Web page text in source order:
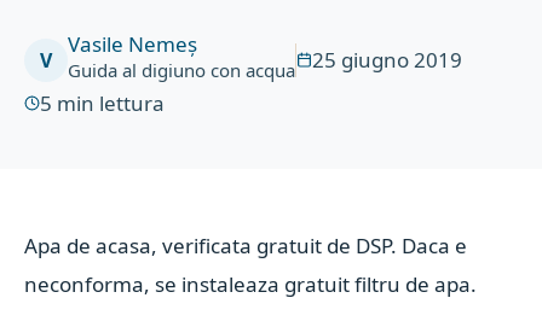
V
Vasile Nemeș
Guida al digiuno con acqua
25 giugno 2019
5 min lettura
Apa de acasa, verificata gratuit de DSP. Daca e
neconforma, se instaleaza gratuit filtru de apa.